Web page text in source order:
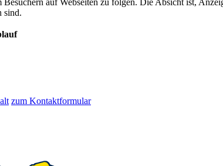
sind.
zum Kontaktformular